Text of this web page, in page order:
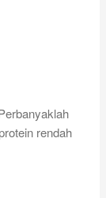
rendah